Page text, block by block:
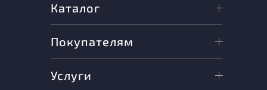
Каталог
Покупателям
Услуги